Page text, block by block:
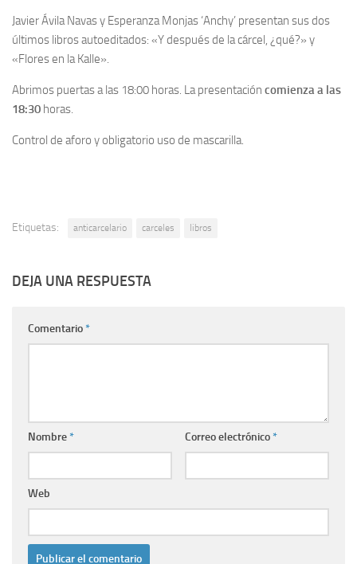
Javier Ávila Navas y Esperanza Monjas ‘Anchy’ presentan sus dos
últimos libros autoeditados: «Y después de la cárcel, ¿qué?» y
«Flores en la Kalle».
Abrimos puertas a las 18:00 horas. La presentación comienza a las
18:30 horas.
Control de aforo y obligatorio uso de mascarilla.
Etiquetas: anticarcelario carceles libros
DEJA UNA RESPUESTA
Comentario*
Nombre* Correo electrónico*
Web